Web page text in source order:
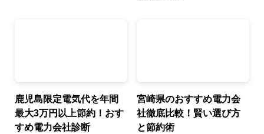
鹿児島限定電気代を年間
最大3万円以上節約！おす
すめ電力会社診断
宮崎県のおすすめ電力会
社徹底比較！賢い選び方
と節約術